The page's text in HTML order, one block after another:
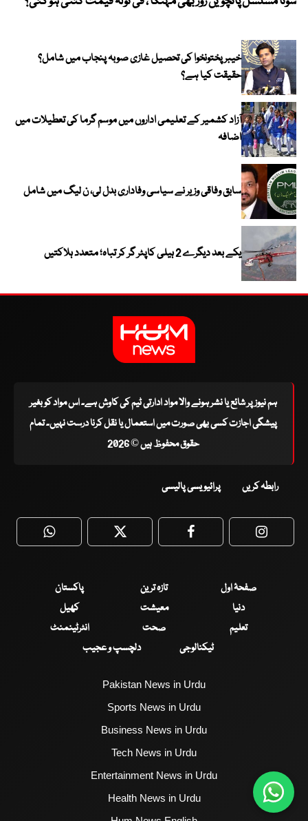
خیبر پختونخوا کی تحصیل غازی صوبہ پنجاب میں شامل؟
حقیقت کیا ہے؟
آزاد کشمیر کے تعلیمی اداروں میں موسم گرما کی تعطیلات میں
اضافہ
سابق وفاقی وزیر نے سیاسی وفاداری بدل لی، ن لیگ میں شامل
یکے بعد دیگرے 2 ہیلی کاپٹر گر کر تباہ؛ متعدد ہلاکتیں
ہم نیوز پر شائع یا نشر ہونے والا مواد ادارتی ٹیم کی کاوش ہے۔ اس مواد کو بغیر
پیشگی اجازت کسی بھی صورت میں استعمال یا نقل کرنا درست نہیں۔ تمام
حقوق محفوظ ہیں © 2026
رابطہ کریں پرائیویسی پالیسی
WhatsApp Twitter Facebook
صفحۂ اول تازہ ترین
پاکستان
دنیا
معیشت
کھیل
تعلیم
صحت
انٹرٹینمنٹ
ٹیکنالوجی
دلچسپ و عجیب
Pakistan News in Urdu
Sports News in Urdu
Business News in Urdu
Tech News in Urdu
Entertainment News in Urdu
Health News in Urdu